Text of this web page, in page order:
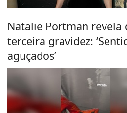
Natalie Portman revela
terceira gravidez:
aguçados’